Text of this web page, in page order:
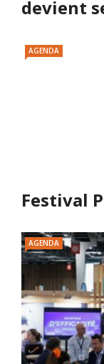
devient
AGENDA
Festival
AGENDA